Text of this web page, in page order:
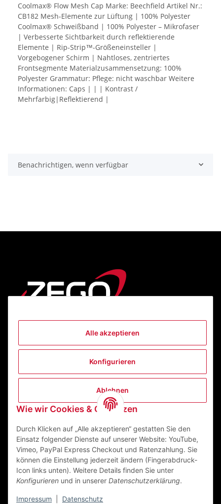
Alle akzeptieren
Konfigurieren
Ablehnen
Wie wir Cookies & Co nutzen
Durch Klicken auf „Alle akzeptieren“ gestatten Sie den
Einsatz folgender Dienste auf unserer Website: YouTube,
Vimeo, PayPal Express Checkout und Ratenzahlung. Sie
können die Einstellung jederzeit ändern (Fingerabdruck-
Icon links unten). Weitere Details finden Sie unter
Konfigurieren und in unserer Datenschutzerklärung.
Impressum Datenschutz
Coolmax® Flow Mesh Cap Marke: Beechfield Artikel Nr.:
CB182 Mesh-Elemente zur Lüftung | 100% Polyester
Coolmax® Schweißband | 100% Polyester – Mikrofaser
| Verbesserte Sichtbarkeit durch reflektierende
Elemente | Rip-Strip™-Größeneinsteller |
Vorgebogener Schirm | Nahtloses, zentriertes
Frontsegmente Materialzusammensetzung: 100%
Polyester Grammatur: Pflege: nicht waschbar Weitere
Informationen: Caps | | | Kontrast /
Mehrfarbig|Reflektierend |
Benachrichtigen, wenn verfügbar
Informationen
ZEGO Textilveredelungszentrum GmbH
63741 Aschaffenburg Deutschland
Mail:info@zego-tvz.de
Tel.:06021 59092-0